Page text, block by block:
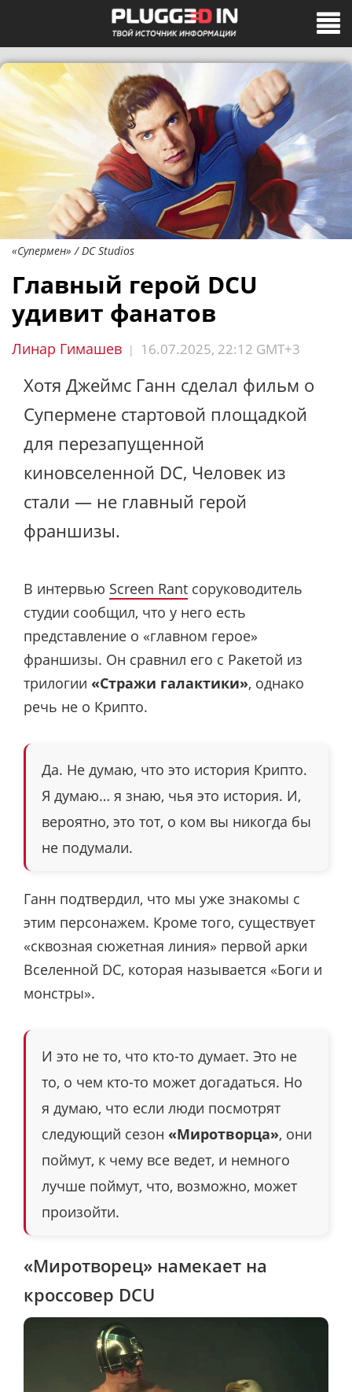
«Супермен» / DC Studios
Главный герой DCU
удивит фанатов
Линар Гимашев | 16.07.2025, 22:12 GMT+3
Хотя Джеймс Ганн сделал фильм о
Супермене стартовой площадкой
для перезапущенной
киновселенной DC, Человек из
стали — не главный герой
франшизы.
В интервью Screen Rant соруководитель
студии сообщил, что у него есть
представление о «главном герое»
франшизы. Он сравнил его с Ракетой из
трилогии «Стражи галактики», однако
речь не о Крипто.
Да. Не думаю, что это история Крипто.
Я думаю… я знаю, чья это история. И,
вероятно, это тот, о ком вы никогда бы
не подумали.
Ганн подтвердил, что мы уже знакомы с
этим персонажем. Кроме того, существует
«сквозная сюжетная линия» первой арки
Вселенной DC, которая называется «Боги и
монстры».
И это не то, что кто-то думает. Это не
то, о чем кто-то может догадаться. Но
я думаю, что если люди посмотрят
следующий сезон «Миротворца», они
поймут, к чему все ведет, и немного
лучше поймут, что, возможно, может
произойти.
«Миротворец» намекает на
кроссовер DCU